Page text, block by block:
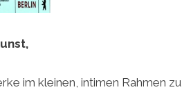
im kleinen, intimen Rahmen zu